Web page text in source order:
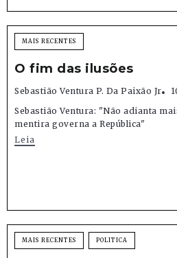
MAIS RECENTES
O fim das ilusões
Sebastião Ventura P. Da Paixão Jr
Sebastião Ventura: "Não adianta
mentira governa a República"
Leia
MAIS RECENTES POLITICA